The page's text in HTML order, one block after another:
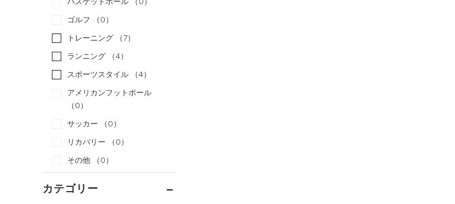
ゴルフ
（0）
トレーニング
（7）
ランニング
（4）
スポーツスタイル
（4）
アメリカンフットボール
（0）
サッカー
（0）
リカバリー
（0）
その他
（0）
カテゴリー